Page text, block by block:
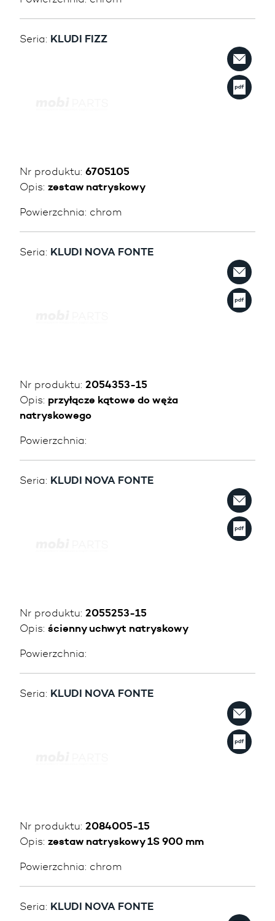
Seria: KLUDI FIZZ
Nr produktu: 6705105
Opis: zestaw natryskowy
Powierzchnia: chrom
Seria: KLUDI NOVA FONTE
Nr produktu: 2054353-15
Opis: przyłącze kątowe do węża
natryskowego
Powierzchnia:
Seria: KLUDI NOVA FONTE
Nr produktu: 2055253-15
Opis: ścienny uchwyt natryskowy
Powierzchnia:
Seria: KLUDI NOVA FONTE
Nr produktu: 2084005-15
Opis: zestaw natryskowy 1S 900 mm
Powierzchnia: chrom
Seria: KLUDI NOVA FONTE